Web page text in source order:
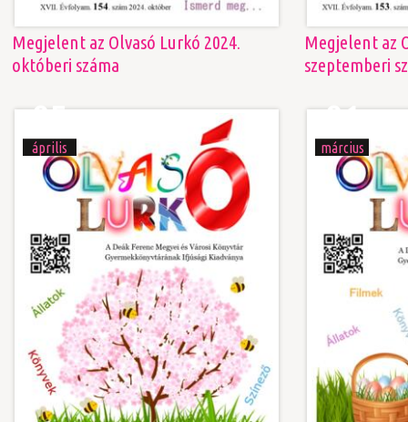
Megjelent az Olvasó Lurkó 2024.
októberi száma
Megjelent az
szeptemberi
05
április
01
március